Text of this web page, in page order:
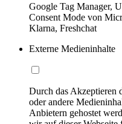
Google Tag Manager,
Consent Mode von
Klarna, Freshchat
Externe Medieninhalte
Durch das Akzeptieren
oder andere
Anbietern gehostet